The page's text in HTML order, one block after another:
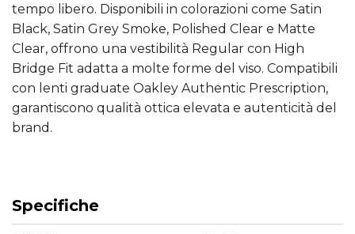
tempo libero. Disponibili in colorazioni come Satin
Black, Satin Grey Smoke, Polished Clear e Matte
Clear, offrono una vestibilità Regular con High
Bridge Fit adatta a molte forme del viso. Compatibili
con lenti graduate Oakley Authentic Prescription,
garantiscono qualità ottica elevata e autenticità del
brand.
Specifiche